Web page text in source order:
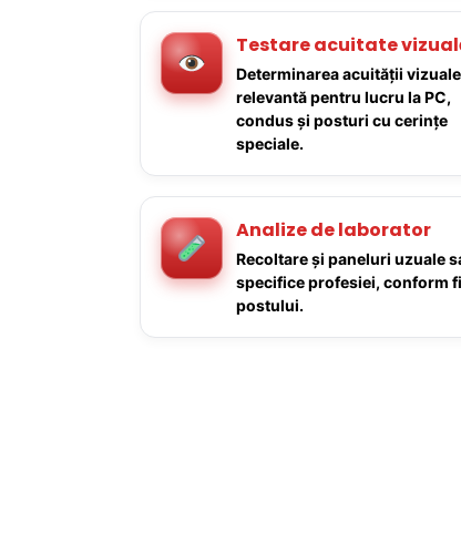
Testare acuitate
Determinarea acuității
relevantă pentru lucru la PC,
condus și posturi cu cerințe
speciale.
Analize de laborator
Recoltare și paneluri uzuale
specifice profesiei, conform
postului.